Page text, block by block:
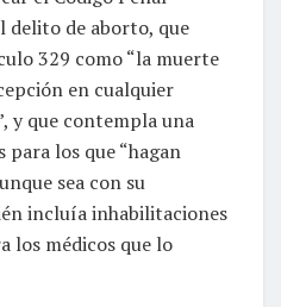
delito de aborto, que
329 como “la muerte
en cualquier
y que contempla una
para los que “hagan
sea con su
incluía inhabilitaciones
los médicos que lo